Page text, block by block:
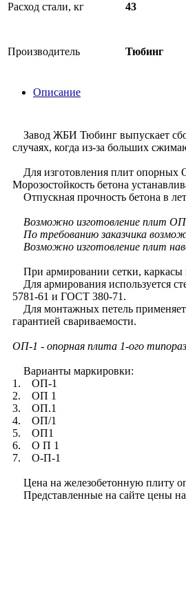
Расход стали, кг 43
Производитель Тюбинг
Описание
Завод ЖБИ Тюбинг выпускает
случаях, когда из-за больших
Для изготовления плит опорных
Морозостойкость бетона
Отпускная прочность бетона в
Возможно изготовление плит
По требованию заказчика
Возможно изготовление плит
При армировании сетки, каркасы
Для армирования используется
5781-61 и ГОСТ 380-71.
Для монтажных петель
гарантией свариваемости.
ОП-1 - опорная плита 1-ого
Варианты маркировки:
1. ОП-1
2. ОП 1
3. ОП.1
4. ОП/1
5. ОП1
6. О П 1
7. О-П-1
Цена на железобетонную плиту
Представленные на сайте цены